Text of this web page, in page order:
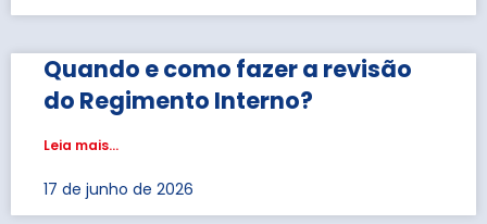
Quando e como fazer a revisão
do Regimento Interno?
Leia mais...
17 de junho de 2026